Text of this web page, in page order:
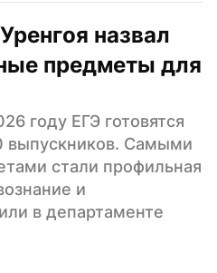
назвал
предметы для
году ЕГЭ готовятся
выпускников. Самыми
стали профильная
и
в департаменте